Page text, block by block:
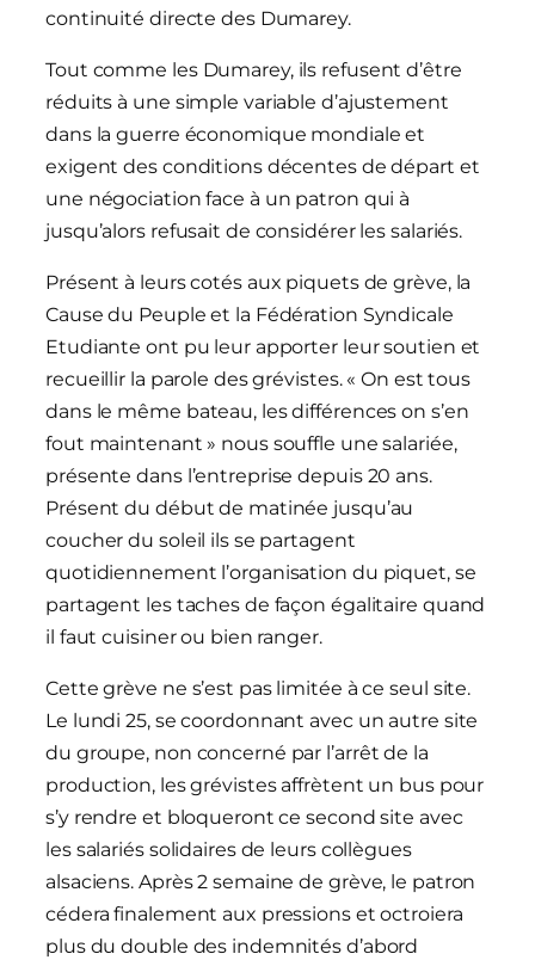
continuité directe des Dumarey.
Tout comme les Dumarey, ils refusent d’être
réduits à une simple variable d’ajustement
dans la guerre économique mondiale et
exigent des conditions décentes de départ et
une négociation face à un patron qui à
jusqu’alors refusait de considérer les salariés.
Présent à leurs cotés aux piquets de grève, la
Cause du Peuple et la Fédération Syndicale
Etudiante ont pu leur apporter leur soutien et
recueillir la parole des grévistes. « On est tous
dans le même bateau, les différences on s’en
fout maintenant » nous souffle une salariée,
présente dans l’entreprise depuis 20 ans.
Présent du début de matinée jusqu’au
coucher du soleil ils se partagent
quotidiennement l’organisation du piquet, se
partagent les taches de façon égalitaire quand
il faut cuisiner ou bien ranger.
Cette grève ne s’est pas limitée à ce seul site.
Le lundi 25, se coordonnant avec un autre site
du groupe, non concerné par l’arrêt de la
production, les grévistes affrètent un bus pour
s’y rendre et bloqueront ce second site avec
les salariés solidaires de leurs collègues
alsaciens. Après 2 semaine de grève, le patron
cédera finalement aux pressions et octroiera
plus du double des indemnités d’abord